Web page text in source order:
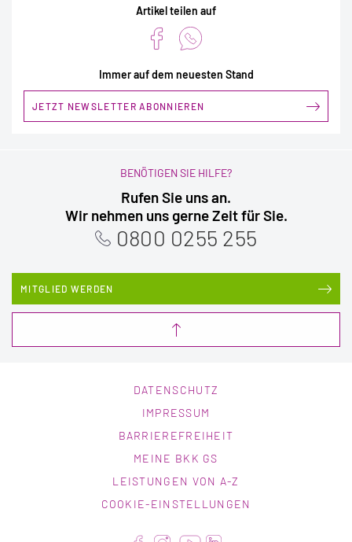
Artikel teilen auf
Immer auf dem neuesten Stand
JETZT NEWSLETTER ABONNIEREN
BENÖTIGEN SIE HILFE?
Rufen Sie uns an.
Wir nehmen uns gerne Zeit für Sie.
0800 0255 255
MITGLIED WERDEN
DATENSCHUTZ
IMPRESSUM
BARRIEREFREIHEIT
MEINE BKK GS
LEISTUNGEN VON A-Z
COOKIE-EINSTELLUNGEN